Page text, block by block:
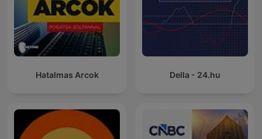
Hatalmas Arcok Della - 24.hu